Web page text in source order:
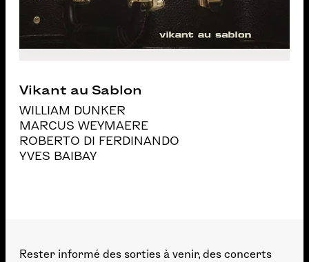
Vikant au Sablon
WILLIAM DUNKER
MARCUS WEYMAERE
ROBERTO DI FERDINANDO
YVES BAIBAY
Rester informé des sorties à venir, des concerts